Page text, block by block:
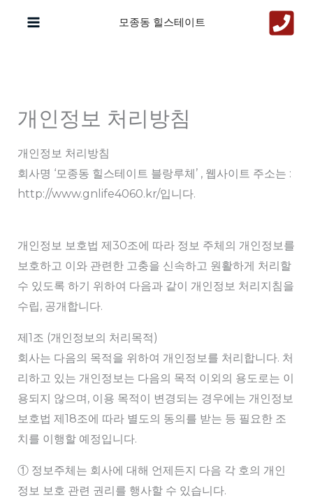
모종동 힐스테이트
개인정보 처리방침
개인정보 처리방침
회사명 ‘모종동 힐스테이트 블랑루체’ , 웹사이트 주소는 :
http://www.gnlife4060.kr/입니다.
개인정보 보호법 제30조에 따라 정보 주체의 개인정보를
보호하고 이와 관련한 고충을 신속하고 원활하게 처리할
수 있도록 하기 위하여 다음과 같이 개인정보 처리지침을
수립, 공개합니다.
제1조 (개인정보의 처리목적)
회사는 다음의 목적을 위하여 개인정보를 처리합니다. 처
리하고 있는 개인정보는 다음의 목적 이외의 용도로는 이
용되지 않으며, 이용 목적이 변경되는 경우에는 개인정보
보호법 제18조에 따라 별도의 동의를 받는 등 필요한 조
치를 이행할 예정입니다.
① 정보주체는 회사에 대해 언제든지 다음 각 호의 개인
정보 보호 관련 권리를 행사할 수 있습니다.